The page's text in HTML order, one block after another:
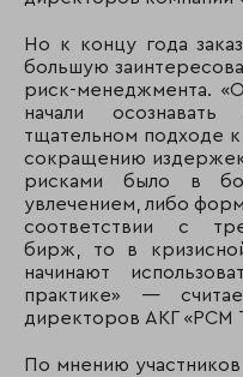
Но к концу года
большую
риск-менеджмента.
начали
тщательном подходе
сокращению
рисками было в
увлечением, либо
соответствии с
бирж, то в
начинают
практике» —
директоров АКГ «РСМ
По мнению